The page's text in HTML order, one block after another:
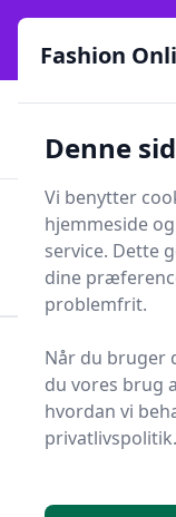
Fashion Online -
online siden 2017
Lynhurtig levering
Søg
Forside Tøj
Transporttaske
Fashion
Denne
Vi benytter
hjemmeside
service. Dette
dine
problemfrit.
Når du bruger
du vores brug
hvordan vi
privatlivspolitik.